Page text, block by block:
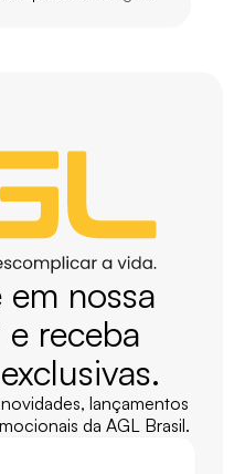
em nossa
receba
lançamentos
da AGL Brasil.